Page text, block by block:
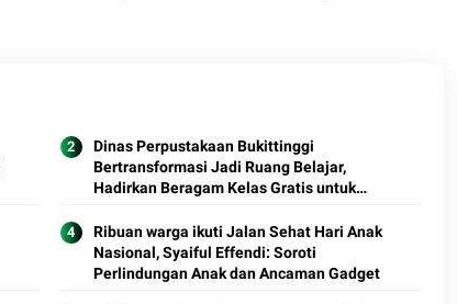
Dinas Perpustakaan Bukittinggi
Bertransformasi Jadi Ruang Belajar,
Hadirkan Beragam Kelas Gratis untuk
Ribuan warga ikuti Jalan Sehat Hari Anak
Nasional, Syaiful Effendi: Soroti
Perlindungan Anak dan Ancaman Gadget